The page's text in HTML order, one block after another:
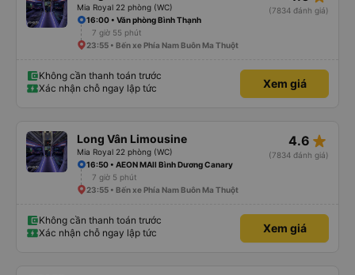
Mia Royal 22 phòng (WC)
(7834 đánh giá)
16:00 • Văn phòng Bình Thạnh
7 giờ 55 phút
23:55 • Bến xe Phía Nam Buôn Ma Thuột
Không cần thanh toán trước
Xác nhận chỗ ngay lập tức
Xem giá
Long Vân Limousine
Mia Royal 22 phòng (WC)
4.6 star_rate
(7834 đánh giá)
16:50 • AEON MAll Bình Dương Canary
7 giờ 5 phút
23:55 • Bến xe Phía Nam Buôn Ma Thuột
Không cần thanh toán trước
Xác nhận chỗ ngay lập tức
Xem giá